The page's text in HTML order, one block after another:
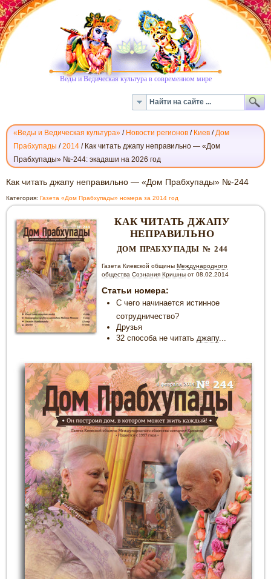
Веды и Ведическая культура в современном мире
«Веды и Ведическая культура» / Новости регионов / Киев /Дом
Прабхупады /2014 / Как читать джапу неправильно — «Дом
Прабхупады» №-244: экадаши на 2026 год
КАК
ЧИТАТЬ
ДЖАПУ
НЕПРАВИЛЬНО
—
«ДОМ
ПРАБХУПАДЫ»
№-244
Как читать джапу неправильно — «Дом Прабхупады» №-244
Категория: Газета «Дом Прабхупады» номера за 2014 год
КАК ЧИТАТЬ ДЖАПУ
НЕПРАВИЛЬНО
ДОМ ПРАБХУПАДЫ № 244
Газета Киевской общиныМеждународного
общества Сознания Кришны от 08.02.2014
Статьи номера:
С чего начинается истинное
сотрудничество?
Друзья
32 способа не читать джапу...